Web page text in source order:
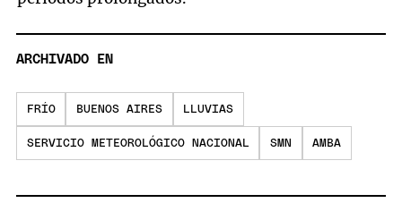
ARCHIVADO EN
FRÍO BUENOS AIRES LLUVIAS
SERVICIO METEOROLÓGICO NACIONAL SMN AMBA